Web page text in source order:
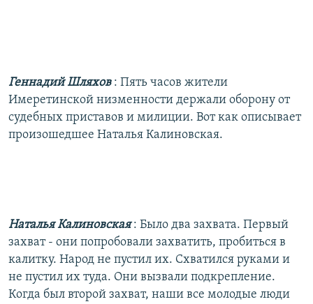
Геннадий Шляхов : Пять часов жители
Имеретинской низменности держали оборону от
судебных приставов и милиции. Вот как описывает
произошедшее Наталья Калиновская.
Наталья Калиновская: Было два захвата. Первый
захват - они попробовали захватить, пробиться в
калитку. Народ не пустил их. Схватился руками и
не пустил их туда. Они вызвали подкрепление.
Когда был второй захват, наши все молодые люди